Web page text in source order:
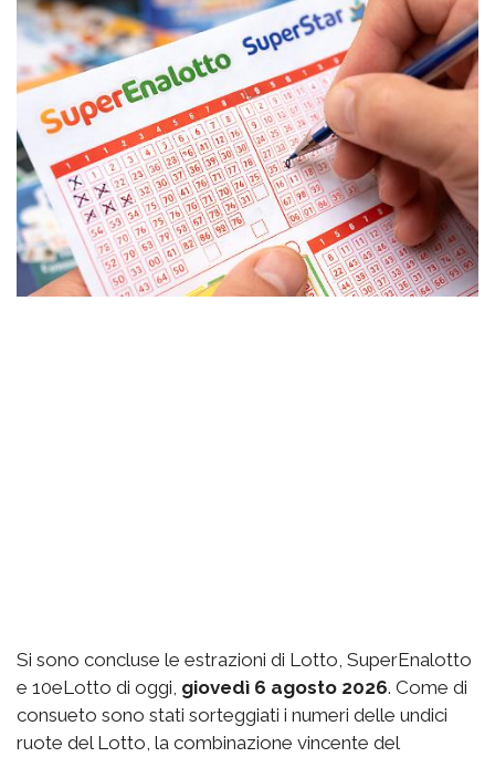
Si sono concluse le estrazioni di Lotto, SuperEnalotto
e 10eLotto di oggi, giovedì 6 agosto 2026. Come di
consueto sono stati sorteggiati i numeri delle undici
ruote del Lotto, la combinazione vincente del